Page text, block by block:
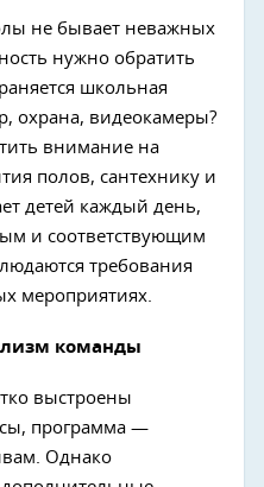
не бывает неважных
нужно обратить
школьная
охрана, видеокамеры?
внимание на
полов, сантехнику и
детей каждый день,
и соответствующим
требования
мероприятиях.
команды
выстроены
программа —
Однако